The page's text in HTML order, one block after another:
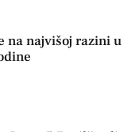
na najvišoj razini u